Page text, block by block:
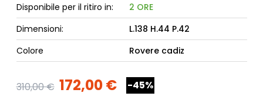
Disponibile per il ritiro in:
2 ORE
Dimensioni:
L.138 H.44 P.42
Colore
Rovere cadiz
310,00 € 172,00 € -45%